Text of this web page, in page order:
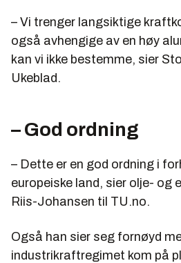
– Vi trenger langsiktige
også avhengige av en høy
kan vi ikke bestemme, sier
Ukeblad.
– God ordning
– Dette er en god ordning i
europeiske land, sier olje- og
Riis-Johansen til TU.no.
Også han sier seg fornøyd
industrikraftregimet kom på